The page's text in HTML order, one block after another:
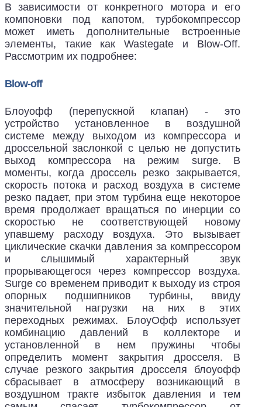
В зависимости от конкретного мотора и его
компоновки под капотом, турбокомпрессор
может иметь дополнительные встроенные
элементы, такие как Wastegate и Blow-Off.
Рассмотрим их подробнее:
Blow-off
Блоуофф (перепускной клапан) - это
устройство установленное в воздушной
системе между выходом из компрессора и
дроссельной заслонкой с целью не допустить
выход компрессора на режим surge. В
моменты, когда дроссель резко закрывается,
скорость потока и расход воздуха в системе
резко падает, при этом турбина еще некоторое
время продолжает вращаться по инерции со
скоростью не соответствующей новому
упавшему расходу воздуха. Это вызывает
циклические скачки давления за компрессором
и слышимый характерный звук
прорывающегося через компрессор воздуха.
Surge со временем приводит к выходу из строя
опорных подшипников турбины, ввиду
значительной нагрузки на них в этих
переходных режимах. БлоуОфф использует
комбинацию давлений в коллекторе и
установленной в нем пружины чтобы
определить момент закрытия дросселя. В
случае резкого закрытия дросселя блоуофф
сбрасывает в атмосферу возникающий в
воздушном тракте избыток давления и тем